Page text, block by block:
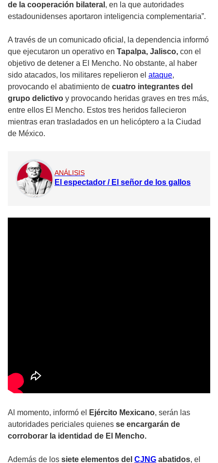
de la cooperación bilateral , en la que autoridades
estadounidenses aportaron inteligencia complementaria”.
A través de un comunicado oficial, la dependencia informó
que ejecutaron un operativo en Tapalpa, Jalisco, con el
objetivo de detener a El Mencho. No obstante, al haber
sido atacados, los militares repelieron el ataque,
provocando el abatimiento de cuatro integrantes del
grupo delictivo y provocando heridas graves en tres más,
entre ellos El Mencho. Estos tres heridos fallecieron
mientras eran trasladados en un helicóptero a la Ciudad
de México.
ANÁLISIS
El espectador / El señor de los gallos
Al momento, informó el Ejército Mexicano, serán las
autoridades periciales quienes se encargarán de
corroborar la identidad de El Mencho.
Además de los siete elementos del CJNG abatidos, el